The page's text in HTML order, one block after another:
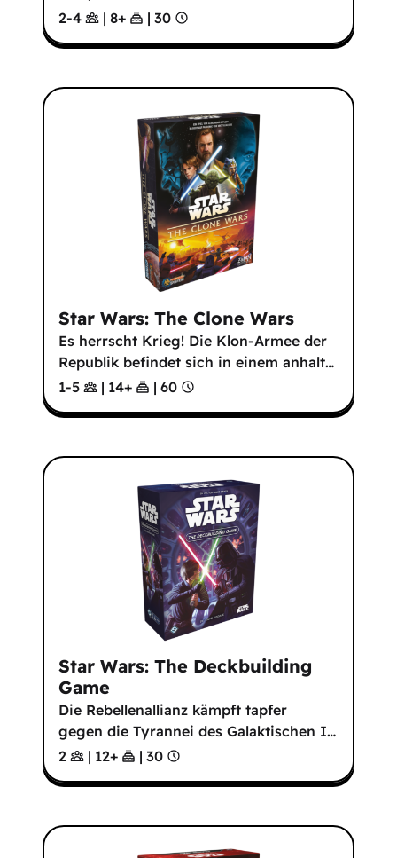
2-4
| 8+ | 30
Star Wars: The Clone Wars
Es herrscht Krieg! Die Klon-Armee der
Republik befindet sich in einem anhalt…
1-5
| 14+ | 60
Star Wars: The Deckbuilding
Game
Die Rebellenallianz kämpft tapfer
gegen die Tyrannei des Galaktischen I…
2
| 12+ | 30